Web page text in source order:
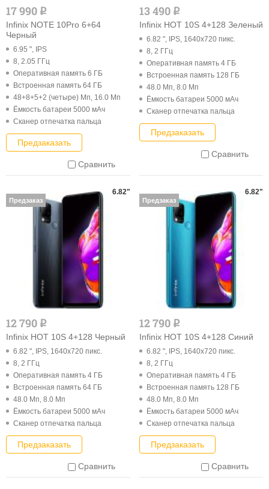
17 990 q
Infinix NOTE 10Pro 6+64
Черный
6.95 ", IPS
8, 2.05 ГГц
Оперативная память 6 ГБ
Встроенная память 64 ГБ
48+8+5+2 (четыре) Мп, 16.0 Мп
Ёмкость батареи 5000 мАч
Cканер отпечатка пальца
Предзаказать
Сравнить
13 490 q
Infinix HOT 10S 4+128 Зеленый
6.82 ", IPS, 1640x720 пикс.
8, 2 ГГц
Оперативная память 4 ГБ
Встроенная память 128 ГБ
48.0 Мп, 8.0 Мп
Ёмкость батареи 5000 мАч
Cканер отпечатка пальца
Предзаказать
Сравнить
12 790 q
Infinix HOT 10S 4+128 Черный
6.82 ", IPS, 1640x720 пикс.
8, 2 ГГц
Оперативная память 4 ГБ
Встроенная память 64 ГБ
48.0 Мп, 8.0 Мп
Ёмкость батареи 5000 мАч
Cканер отпечатка пальца
Предзаказать
Сравнить
6.82"
Предзаказ
12 790 q
Infinix HOT 10S 4+128 Синий
6.82 ", IPS, 1640x720 пикс.
8, 2 ГГц
Оперативная память 4 ГБ
Встроенная память 128 ГБ
48.0 Мп, 8.0 Мп
Ёмкость батареи 5000 мАч
Cканер отпечатка пальца
Предзаказать
Сравнить
6.82"
Предзаказ